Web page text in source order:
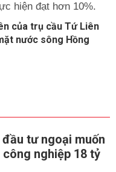
hiện đạt hơn 10%.
của trụ cầu Tứ Liên
nước sông Hồng
tư ngoại muốn
nghiệp 18 tỷ